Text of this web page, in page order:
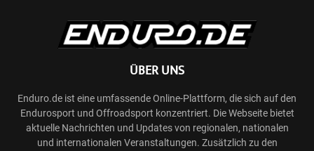
ÜBER UNS
Enduro.de ist eine umfassende Online-Plattform, die sich auf den
Endurosport und Offroadsport konzentriert. Die Webseite bietet
aktuelle Nachrichten und Updates von regionalen, nationalen
und internationalen Veranstaltungen. Zusätzlich zu den